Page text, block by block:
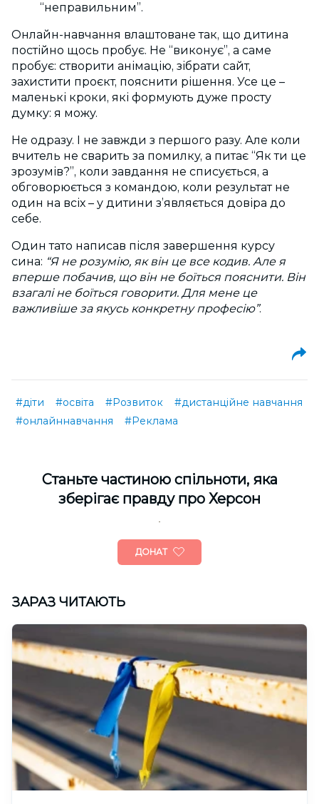
“неправильним”.
Онлайн-навчання влаштоване так, що дитина
постійно щось пробує. Не “виконує”, а саме
пробує: створити анімацію, зібрати сайт,
захистити проєкт, пояснити рішення. Усе це –
маленькі кроки, які формують дуже просту
думку: я можу.
Не одразу. І не завжди з першого разу. Але коли
вчитель не сварить за помилку, а питає “Як ти це
зрозумів?”, коли завдання не списується, а
обговорюється з командою, коли результат не
один на всіх – у дитини з’являється довіра до
себе.
Один тато написав після завершення курсу
сина: “Я не розумію, як він це все кодив. Але я
вперше побачив, що він не боїться пояснити. Він
взагалі не боїться говорити. Для мене це
важливіше за якусь конкретну професію”.
#діти #освіта #Розвиток
#дистанційне навчання
#онлайннавчання
#Реклама
Cтаньте частиною спільноти, яка
зберігає правду про Херсон
ДОНАТ
ЗАРАЗ ЧИТАЮТЬ